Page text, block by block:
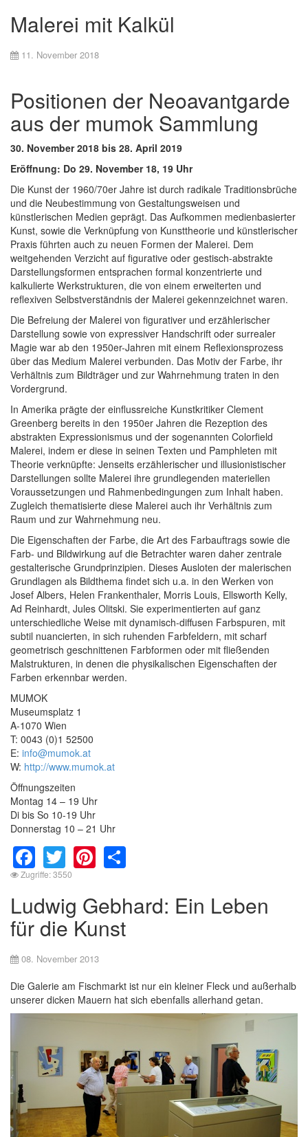
Malerei mit Kalkül
11. November 2018
Positionen der Neoavantgarde
aus der mumok Sammlung
30. November 2018 bis 28. April 2019
Eröffnung: Do 29. November 18, 19 Uhr
Die Kunst der 1960/70er Jahre ist durch radikale Traditionsbrüche
und die Neubestimmung von Gestaltungsweisen und
künstlerischen Medien geprägt. Das Aufkommen medienbasierter
Kunst, sowie die Verknüpfung von Kunsttheorie und künstlerischer
Praxis führten auch zu neuen Formen der Malerei. Dem
weitgehenden Verzicht auf figurative oder gestisch-abstrakte
Darstellungsformen entsprachen formal konzentrierte und
kalkulierte Werkstrukturen, die von einem erweiterten und
reflexiven Selbstverständnis der Malerei gekennzeichnet waren.
Die Befreiung der Malerei von figurativer und erzählerischer
Darstellung sowie von expressiver Handschrift oder surrealer
Magie war ab den 1950er-Jahren mit einem Reflexionsprozess
über das Medium Malerei verbunden. Das Motiv der Farbe, ihr
Verhältnis zum Bildträger und zur Wahrnehmung traten in den
Vordergrund.
In Amerika prägte der einflussreiche Kunstkritiker Clement
Greenberg bereits in den 1950er Jahren die Rezeption des
abstrakten Expressionismus und der sogenannten Colorfield
Malerei, indem er diese in seinen Texten und Pamphleten mit
Theorie verknüpfte: Jenseits erzählerischer und illusionistischer
Darstellungen sollte Malerei ihre grundlegenden materiellen
Voraussetzungen und Rahmenbedingungen zum Inhalt haben.
Zugleich thematisierte diese Malerei auch ihr Verhältnis zum
Raum und zur Wahrnehmung neu.
Die Eigenschaften der Farbe, die Art des Farbauftrags sowie die
Farb- und Bildwirkung auf die Betrachter waren daher zentrale
gestalterische Grundprinzipien. Dieses Ausloten der malerischen
Grundlagen als Bildthema findet sich u.a. in den Werken von
Josef Albers, Helen Frankenthaler, Morris Louis, Ellsworth Kelly,
Ad Reinhardt, Jules Olitski. Sie experimentierten auf ganz
unterschiedliche Weise mit dynamisch-diffusen Farbspuren, mit
subtil nuancierten, in sich ruhenden Farbfeldern, mit scharf
geometrisch geschnittenen Farbformen oder mit fließenden
Malstrukturen, in denen die physikalischen Eigenschaften der
Farben erkennbar werden.
MUMOK
Museumsplatz 1
A-1070 Wien
T: 0043 (0)1 52500
E: info@mumok.at
W: http://www.mumok.at
Öffnungszeiten
Montag 14 – 19 Uhr
Di bis So 10-19 Uhr
Donnerstag 10 – 21 Uhr
Facebook
TwitterPinterest
Zugriffe: 3550
Ludwig Gebhard: Ein Leben
für die Kunst
08. November 2013
Die Galerie am Fischmarkt ist nur ein kleiner Fleck und außerhalb
unserer dicken Mauern hat sich ebenfalls allerhand getan.